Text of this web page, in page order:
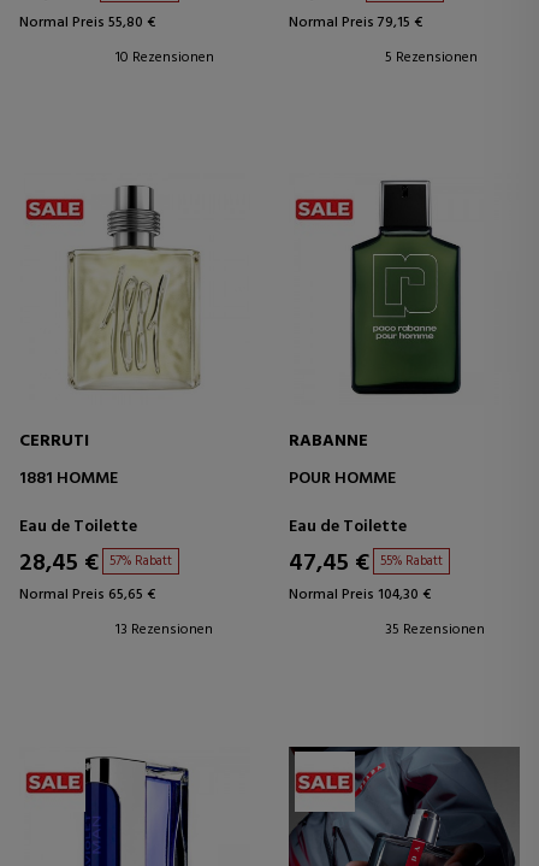
Normal Preis 55,80 €
10 Rezensionen
Normal Preis 79,15 €
5 Rezensionen
CERRUTI
1881 HOMME
Eau de Toilette
28,45 € 57% Rabatt
Normal Preis 65,65 €
13 Rezensionen
RABANNE
POUR HOMME
Eau de Toilette
47,45 € 55% Rabatt
Normal Preis 104,30 €
35 Rezensionen